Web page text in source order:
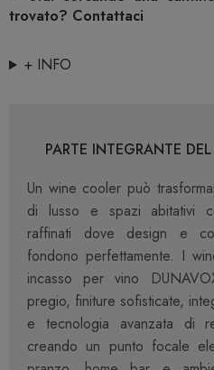
trovato? Contattaci
+ INFO
PARTE INTEGRANTE
Un wine cooler può
di lusso e spazi abitativi
raffinati dove design e
fondono perfettamente. I
incasso per vino
pregio, finiture sofisticate,
e tecnologia avanzata di
creando un punto focale